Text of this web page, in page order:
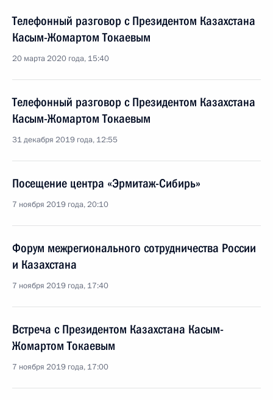
Телефонный разговор с Президентом Казахстана
Касым-Жомартом Токаевым
20 марта 2020 года, 15:40
Телефонный разговор с Президентом Казахстана
Касым-Жомартом Токаевым
31 декабря 2019 года, 12:55
Посещение центра «Эрмитаж-Сибирь»
7 ноября 2019 года, 20:10
Форум межрегионального сотрудничества России
и Казахстана
7 ноября 2019 года, 17:40
Встреча с Президентом Казахстана Касым-
Жомартом Токаевым
7 ноября 2019 года, 17:00